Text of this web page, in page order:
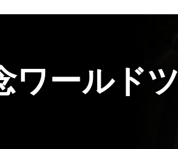
ワールドツ